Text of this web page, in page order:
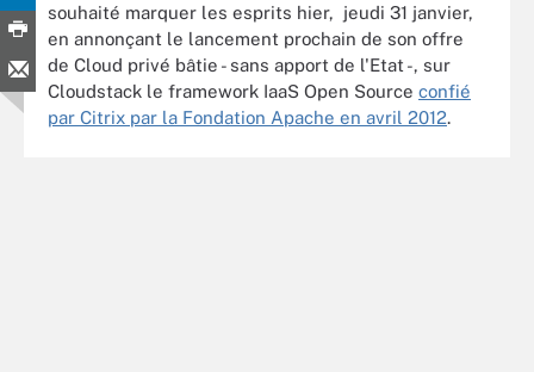
souhaité marquer les esprits hier, jeudi 31 janvier,
en annonçant le lancement prochain de son offre
de Cloud privé bâtie - sans apport de l'Etat -, sur
Cloudstack le framework IaaS Open Source confié
par Citrix par la Fondation Apache en avril 2012.